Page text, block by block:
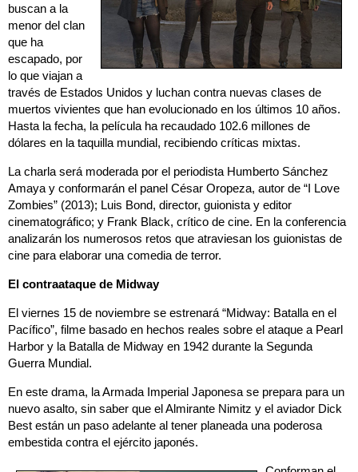
buscan a la
menor del clan
que ha
escapado, por
lo que viajan a
través de Estados Unidos y luchan contra nuevas clases de
muertos vivientes que han evolucionado en los últimos 10 años.
Hasta la fecha, la película ha recaudado 102.6 millones de
dólares en la taquilla mundial, recibiendo críticas mixtas.
La charla será moderada por el periodista Humberto Sánchez
Amaya y conformarán el panel César Oropeza, autor de “I Love
Zombies” (2013); Luis Bond, director, guionista y editor
cinematográfico; y Frank Black, crítico de cine. En la conferencia
analizarán los numerosos retos que atraviesan los guionistas de
cine para elaborar una comedia de terror.
El contraataque de Midway
El viernes 15 de noviembre se estrenará “Midway: Batalla en el
Pacífico”, filme basado en hechos reales sobre el ataque a Pearl
Harbor y la Batalla de Midway en 1942 durante la Segunda
Guerra Mundial.
En este drama, la Armada Imperial Japonesa se prepara para un
nuevo asalto, sin saber que el Almirante Nimitz y el aviador Dick
Best están un paso adelante al tener planeada una poderosa
embestida contra el ejército japonés.